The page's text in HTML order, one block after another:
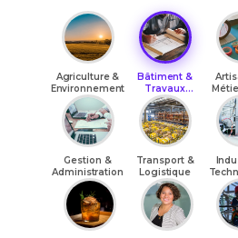
Agriculture &
Environnement
Bâtiment &
Travaux
Publics
Gestion &
Administration
Transport &
Logistique